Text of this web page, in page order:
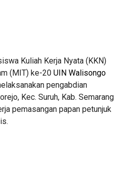
Kuliah Kerja Nyata (KKN)
(MIT) ke-20 UIN Walisongo
pengabdian
Kec. Suruh, Kab. Semarang
pemasangan papan petunjuk